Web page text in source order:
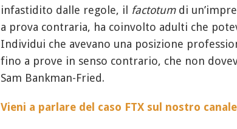
infastidito dalle regole, il factotumdi
a prova contraria, ha coinvolto adulti che
Individui che avevano una posizione
fino a prove in senso contrario, che non
Sam Bankman-Fried.
Vieni a parlare del caso FTX sul nostro